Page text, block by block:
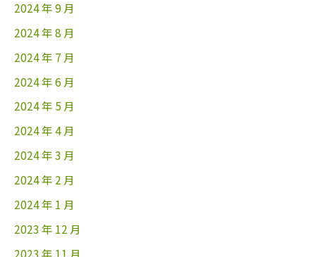
2024 年 9 月
2024 年 8 月
2024 年 7 月
2024 年 6 月
2024 年 5 月
2024 年 4 月
2024 年 3 月
2024 年 2 月
2024 年 1 月
2023 年 12 月
2023 年 11 月